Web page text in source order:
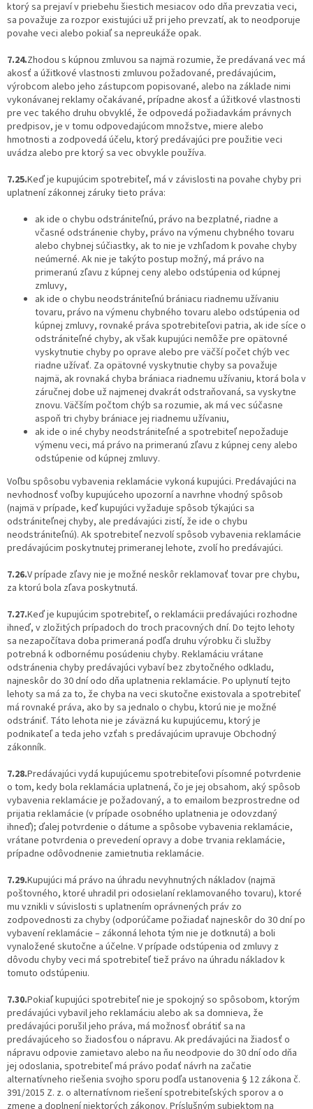
ktorý sa prejaví v priebehu šiestich mesiacov odo dňa prevzatia veci,
sa považuje za rozpor existujúci už pri jeho prevzatí, ak to neodporuje
povahe veci alebo pokiaľ sa nepreukáže opak.
7.24.Zhodou s kúpnou zmluvou sa najmä rozumie, že predávaná vec má
akosť a úžitkové vlastnosti zmluvou požadované, predávajúcim,
výrobcom alebo jeho zástupcom popisované, alebo na základe nimi
vykonávanej reklamy očakávané, prípadne akosť a úžitkové vlastnosti
pre vec takého druhu obvyklé, že odpovedá požiadavkám právnych
predpisov, je v tomu odpovedajúcom množstve, miere alebo
hmotnosti a zodpovedá účelu, ktorý predávajúci pre použitie veci
uvádza alebo pre ktorý sa vec obvykle používa.
7.25.Keď je kupujúcim spotrebiteľ, má v závislosti na povahe chyby pri
uplatnení zákonnej záruky tieto práva:
ak ide o chybu odstrániteľnú, právo na bezplatné, riadne a
včasné odstránenie chyby, právo na výmenu chybného tovaru
alebo chybnej súčiastky, ak to nie je vzhľadom k povahe chyby
neúmerné. Ak nie je takýto postup možný, má právo na
primeranú zľavu z kúpnej ceny alebo odstúpenia od kúpnej
zmluvy,
ak ide o chybu neodstrániteľnú brániacu riadnemu užívaniu
tovaru, právo na výmenu chybného tovaru alebo odstúpenia od
kúpnej zmluvy, rovnaké práva spotrebiteľovi patria, ak ide síce o
odstrániteľné chyby, ak však kupujúci nemôže pre opätovné
vyskytnutie chyby po oprave alebo pre väčší počet chýb vec
riadne užívať. Za opätovné vyskytnutie chyby sa považuje
najmä, ak rovnaká chyba brániaca riadnemu užívaniu, ktorá bola v
záručnej dobe už najmenej dvakrát odstraňovaná, sa vyskytne
znovu. Väčším počtom chýb sa rozumie, ak má vec súčasne
aspoň tri chyby brániace jej riadnemu užívaniu,
ak ide o iné chyby neodstrániteľné a spotrebiteľ nepožaduje
výmenu veci, má právo na primeranú zľavu z kúpnej ceny alebo
odstúpenie od kúpnej zmluvy.
Voľbu spôsobu vybavenia reklamácie vykoná kupujúci. Predávajúci na
nevhodnosť voľby kupujúceho upozorní a navrhne vhodný spôsob
(najmä v prípade, keď kupujúci vyžaduje spôsob týkajúci sa
odstrániteľnej chyby, ale predávajúci zistí, že ide o chybu
neodstrániteľnú). Ak spotrebiteľ nezvolí spôsob vybavenia reklamácie
predávajúcim poskytnutej primeranej lehote, zvolí ho predávajúci.
7.26.V prípade zľavy nie je možné neskôr reklamovať tovar pre chybu,
za ktorú bola zľava poskytnutá.
7.27.Keď je kupujúcim spotrebiteľ, o reklamácii predávajúci rozhodne
ihneď, v zložitých prípadoch do troch pracovných dní. Do tejto lehoty
sa nezapočítava doba primeraná podľa druhu výrobku či služby
potrebná k odbornému posúdeniu chyby. Reklamáciu vrátane
odstránenia chyby predávajúci vybaví bez zbytočného odkladu,
najneskôr do 30 dní odo dňa uplatnenia reklamácie. Po uplynutí tejto
lehoty sa má za to, že chyba na veci skutočne existovala a spotrebiteľ
má rovnaké práva, ako by sa jednalo o chybu, ktorú nie je možné
odstrániť. Táto lehota nie je záväzná ku kupujúcemu, ktorý je
podnikateľ a teda jeho vzťah s predávajúcim upravuje Obchodný
zákonník.
7.28.Predávajúci vydá kupujúcemu spotrebiteľovi písomné potvrdenie
o tom, kedy bola reklamácia uplatnená, čo je jej obsahom, aký spôsob
vybavenia reklamácie je požadovaný, a to emailom bezprostredne od
prijatia reklamácie (v prípade osobného uplatnenia je odovzdaný
ihneď); ďalej potvrdenie o dátume a spôsobe vybavenia reklamácie,
vrátane potvrdenia o prevedení opravy a dobe trvania reklamácie,
prípadne odôvodnenie zamietnutia reklamácie.
7.29.Kupujúci má právo na úhradu nevyhnutných nákladov (najmä
poštovného, ktoré uhradil pri odosielaní reklamovaného tovaru), ktoré
mu vznikli v súvislosti s uplatnením oprávnených práv zo
zodpovednosti za chyby (odporúčame požiadať najneskôr do 30 dní po
vybavení reklamácie – zákonná lehota tým nie je dotknutá) a boli
vynaložené skutočne a účelne. V prípade odstúpenia od zmluvy z
dôvodu chyby veci má spotrebiteľ tiež právo na úhradu nákladov k
tomuto odstúpeniu.
7.30.Pokiaľ kupujúci spotrebiteľ nie je spokojný so spôsobom, ktorým
predávajúci vybavil jeho reklamáciu alebo ak sa domnieva, že
predávajúci porušil jeho práva, má možnosť obrátiť sa na
predávajúceho so žiadosťou o nápravu. Ak predávajúci na žiadosť o
nápravu odpovie zamietavo alebo na ňu neodpovie do 30 dní odo dňa
jej odoslania, spotrebiteľ má právo podať návrh na začatie
alternatívneho riešenia svojho sporu podľa ustanovenia § 12 zákona č.
391/2015 Z. z. o alternatívnom riešení spotrebiteľských sporov a o